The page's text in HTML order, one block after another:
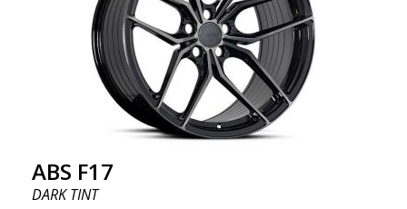
ABS F17
DARK TINT